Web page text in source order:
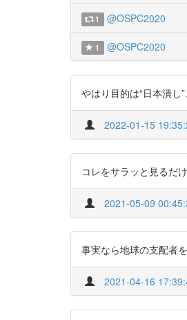
1 @OSPC2020
1 @OSPC2020
やはり目的は“日本潰
2022-01-15
コレをサラッと見るだ
2021-05-09
事実なら地球の支配者
2021-04-16